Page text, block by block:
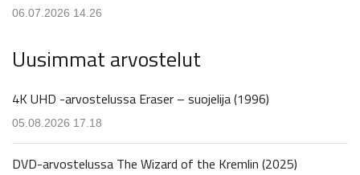
06.07.2026 14.26
Uusimmat arvostelut
4K UHD -arvostelussa Eraser – suojelija (1996)
05.08.2026 17.18
DVD-arvostelussa The Wizard of the Kremlin (2025)